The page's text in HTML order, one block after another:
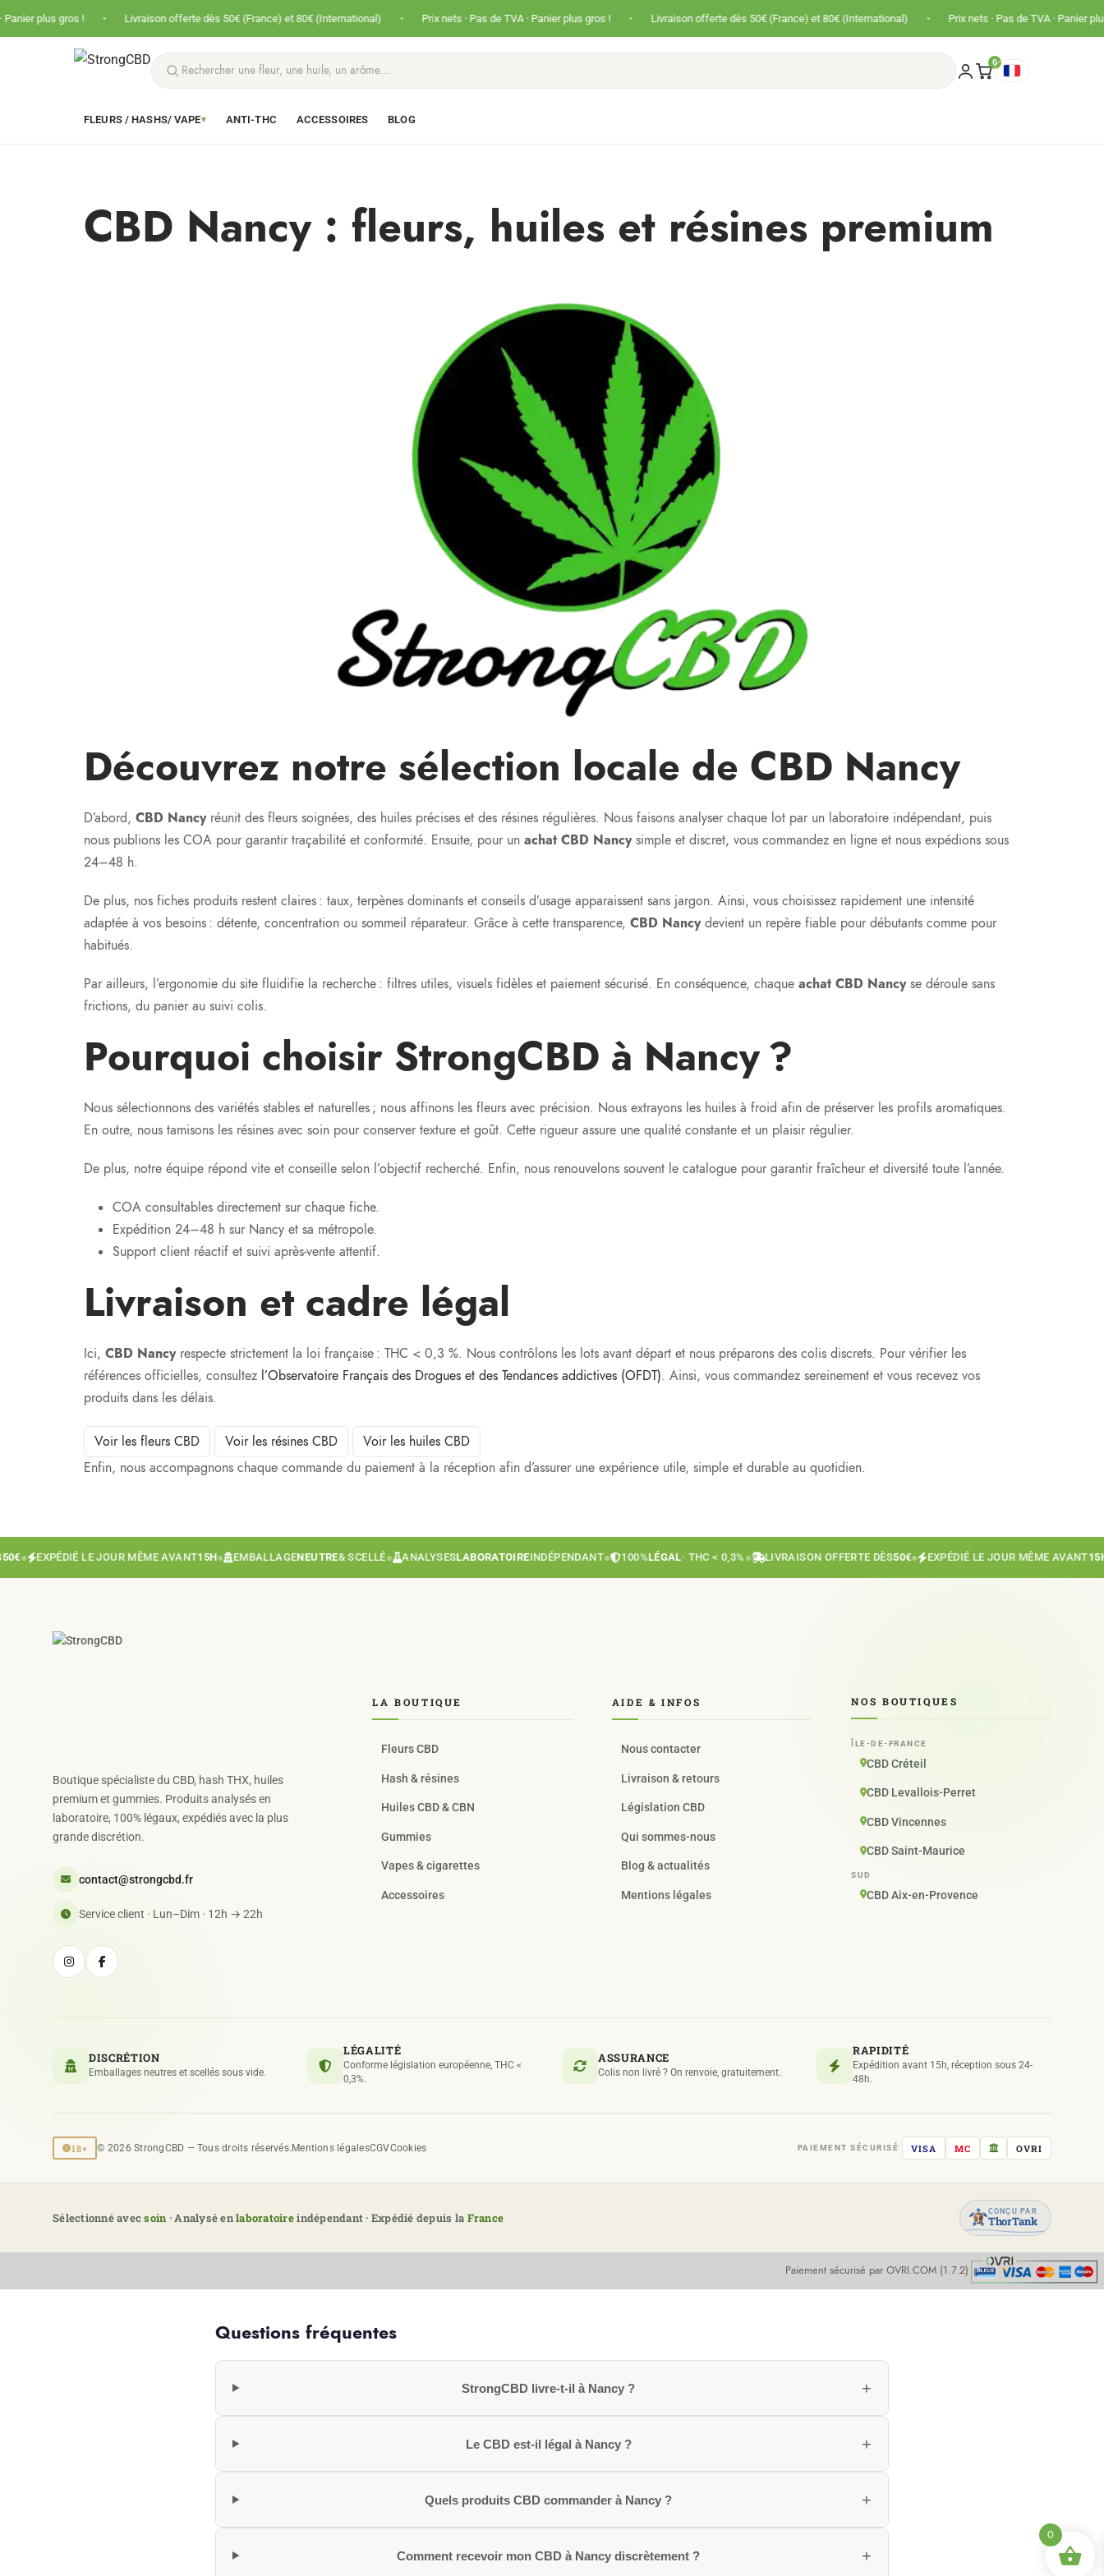
gros ! • Livraison offerte dès 50€ (France) et 80€ (International) • Prix nets · Pas de TVA · Panier plus gros ! • Livraison offerte dès 50€ (France) et 80€ (International) • Prix nets · Pas de TVA · Panier plus gros !
0
FLEURS / HASHS/ VAPE▾ ANTI-THC ACCESSOIRES BLOG
CBD Nancy : fleurs, huiles et résines premium
Découvrez notre sélection locale de CBD Nancy
D’abord, CBD Nancyréunit des fleurs soignées, des huiles précises et des résines régulières. Nous faisons analyser chaque lot par un laboratoire indépendant, puis
nous publions les COA pour garantir traçabilité et conformité. Ensuite, pour un achat CBD Nancysimple et discret, vous commandez en ligne et nous expédions sous
24–48 h.
De plus, nos fiches produits restent claires : taux, terpènes dominants et conseils d’usage apparaissent sans jargon. Ainsi, vous choisissez rapidement une intensité
adaptée à vos besoins : détente, concentration ou sommeil réparateur. Grâce à cette transparence, CBD Nancydevient un repère fiable pour débutants comme pour
habitués.
Par ailleurs, l’ergonomie du site fluidifie la recherche : filtres utiles, visuels fidèles et paiement sécurisé. En conséquence, chaque achat CBD Nancyse déroule sans
frictions, du panier au suivi colis.
Pourquoi choisir StrongCBD à Nancy ?
Nous sélectionnons des variétés stables et naturelles ; nous affinons les fleurs avec précision. Nous extrayons les huiles à froid afin de préserver les profils aromatiques.
En outre, nous tamisons les résines avec soin pour conserver texture et goût. Cette rigueur assure une qualité constante et un plaisir régulier.
De plus, notre équipe répond vite et conseille selon l’objectif recherché. Enfin, nous renouvelons souvent le catalogue pour garantir fraîcheur et diversité toute l’année.
COA consultables directement sur chaque fiche.
Expédition 24–48 h sur Nancy et sa métropole.
Support client réactif et suivi après-vente attentif.
Livraison et cadre légal
Ici, CBD Nancyrespecte strictement la loi française : THC < 0,3 %. Nous contrôlons les lots avant départ et nous préparons des colis discrets. Pour vérifier les
références officielles, consultez l’Observatoire Français des Drogues et des Tendances addictives (OFDT). Ainsi, vous commandez sereinement et vous recevez vos
produits dans les délais.
Voir les fleurs CBD Voir les résines CBD
Voir les huiles CBD
Enfin, nous accompagnons chaque commande du paiement à la réception afin d’assurer une expérience utile, simple et durable au quotidien.
● EXPÉDIÉ LE JOUR MÊME AVANT15H● EMBALLAGENEUTRE& SCELLÉ● ANALYSESLABORATOIREINDÉPENDANT● 100%LÉGAL· THC < 0,3%● LIVRAISON OFFERTE DÈS50€● EXPÉDIÉ LE JOUR MÊME AVANT15H●
Boutique spécialiste du CBD, hash THX, huiles
premium et gummies. Produits analysés en
laboratoire, 100% légaux, expédiés avec la plus
grande discrétion.
contact@strongcbd.fr
Service client · Lun–Dim · 12h → 22h
LA BOUTIQUE
Fleurs CBD
Hash & résines
Huiles CBD & CBN
Gummies
Vapes & cigarettes
Accessoires
AIDE & INFOS
Nous contacter
Livraison & retours
Législation CBD
Qui sommes-nous
Blog & actualités
Mentions légales
NOS BOUTIQUES
ÎLE-DE-FRANCE
CBD Créteil
CBD Levallois-Perret
CBD Vincennes
CBD Saint-Maurice
SUD
CBD Aix-en-Provence
DISCRÉTION
Emballages neutres et scellés sous vide.
LÉGALITÉ
Conforme législation européenne, THC <
0,3%.
ASSURANCE
Colis non livré ? On renvoie, gratuitement.
RAPIDITÉ
Expédition avant 15h, réception sous 24-
48h.
18+ © 2026 StrongCBD — Tous droits réservés.Mentions légalesCGVCookies PAIEMENT SÉCURISÉ VISA MC OVRI
Sélectionné avecsoin · Analysé enlaboratoireindépendant · Expédié depuis la France CONÇU PAR
ThorTank
0
Paiement sécurisé par OVRI.COM (1.7.2)
Questions fréquentes
StrongCBD livre-t-il à Nancy ? +
Le CBD est-il légal à Nancy ? +
Quels produits CBD commander à Nancy ? +
Comment recevoir mon CBD à Nancy discrètement ? +